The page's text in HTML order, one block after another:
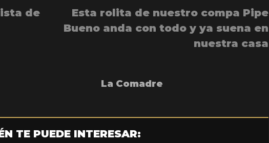
de
Esta rolita de nuestro compa Pipe
Bueno anda con todo y ya suena en
nuestra casa
La Comadre
TE PUEDE INTERESAR: